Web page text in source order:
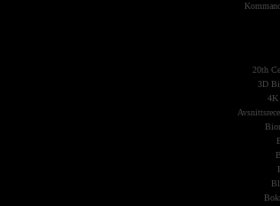
20th
3D
4K